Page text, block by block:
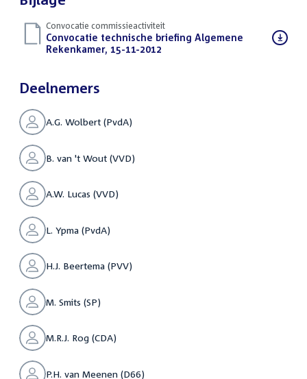
Convocatie commissieactiviteit
Download
bestand:
Convocatie technische briefing Algemene
Rekenkamer, 15-11-2012
Deelnemers
A.G. Wolbert (PvdA)
B. van 't Wout (VVD)
A.W. Lucas (VVD)
L. Ypma (PvdA)
H.J. Beertema (PVV)
M. Smits (SP)
M.R.J. Rog (CDA)
P.H. van Meenen (D66)